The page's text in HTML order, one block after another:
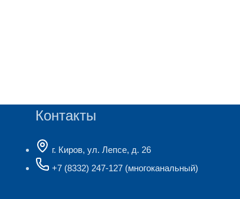
Контакты
г. Киров, ул. Лепсе, д. 26
+7 (8332) 247-127 (многоканальный)